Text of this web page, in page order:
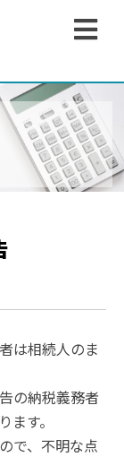
は相続人のま
の納税義務者
す。
で、不明な点